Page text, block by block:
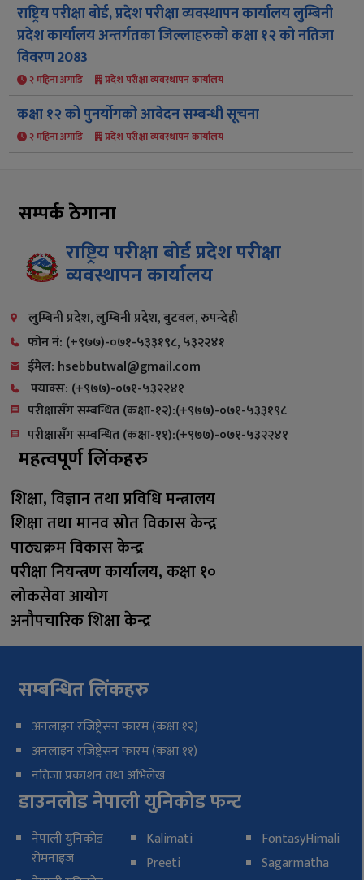
राष्ट्रिय परीक्षा बोर्ड, प्रदेश परीक्षा व्यवस्थापन कार्यालय लुम्बिनी
प्रदेश कार्यालय अन्तर्गतका जिल्लाहरुको कक्षा १२ को नतिजा
विवरण 2083
२ महिना अगाडि प्रदेश परीक्षा व्यवस्थापन कार्यालय
कक्षा १२ को पुनर्योगको आवेदन सम्बन्धी सूचना
२ महिना अगाडि प्रदेश परीक्षा व्यवस्थापन कार्यालय
सम्पर्क ठेगाना
राष्ट्रिय परीक्षा बोर्ड प्रदेश परीक्षा
व्यवस्थापन कार्यालय
लुम्बिनी प्रदेश, लुम्बिनी प्रदेश, बुटवल, रुपन्देही
फोन नं: (+९७७)-०७१-५३३१९८, ५३२२४१
ईमेल: hsebbutwal@gmail.com
फ्याक्स: (+९७७)-०७१-५३२२४१
परीक्षासँग सम्बन्धित (कक्षा-१२):(+९७७)-०७१-५३३१९८
परीक्षासँग सम्बन्धित (कक्षा-११):(+९७७)-०७१-५३२२४१
महत्वपूर्ण लिंकहरु
शिक्षा, विज्ञान तथा प्रविधि मन्त्रालय
शिक्षा तथा मानव स्रोत विकास केन्द्र
पाठ्यक्रम विकास केन्द्र
परीक्षा नियन्त्रण कार्यालय, कक्षा १०
लोकसेवा आयोग
अनौपचारिक शिक्षा केन्द्र
सम्बन्धित लिंकहरु
अनलाइन रजिष्ट्रेसन फारम (कक्षा १२)
अनलाइन रजिष्ट्रेसन फारम (कक्षा ११)
नतिजा प्रकाशन तथा अभिलेख
डाउनलोड नेपाली युनिकोड फन्ट
नेपाली युनिकोड
रोमनाइज
Kalimati
Preeti
FontasyHimali
Sagarmatha